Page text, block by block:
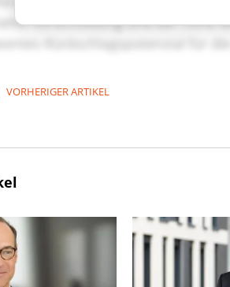
VORHERIGER ARTIKEL